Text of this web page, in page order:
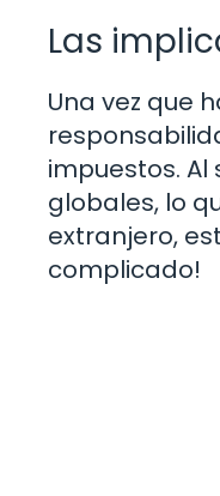
Las
Una vez que
impuestos.
globales, lo
extranjero,
complicado!